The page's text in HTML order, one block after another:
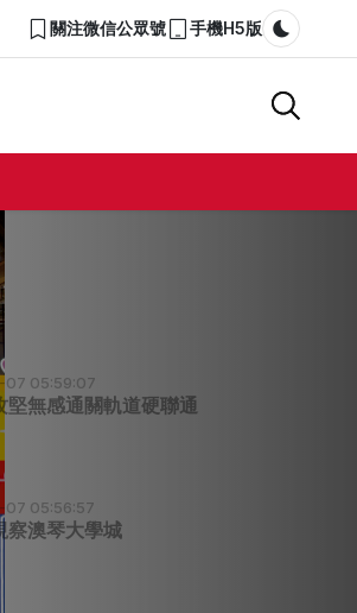
關注微信公眾號 手機H5版
Dark
堅無感通關軌道硬聯通
05:56:57
察澳琴大學城
05:56:02
品展開幕聚焦銀髮經濟
08:12:29
6941宗交通事故2人亡